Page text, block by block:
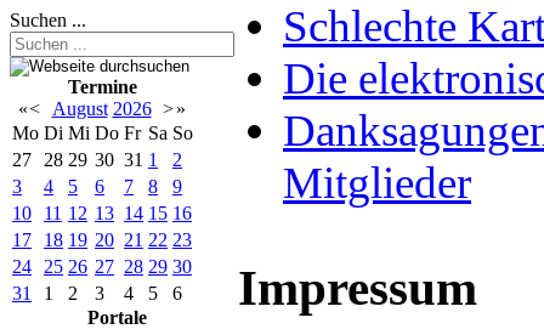
Suchen ...
Termine
«< August 2026 > »
Mo Di Mi Do Fr Sa So
27
28 29 30 31 1
2
3
4 5 6 7 8
9
10
11 12 13 14 15 16
17
18 19 20 21 22 23
24
25 26 27 28 29 30
31
1 2 3 4 5
6
Portale
Schlechte
Die
Mitglieder
Impressum